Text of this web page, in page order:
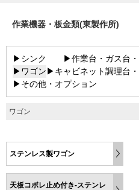
作業機器・板金類(東製作所)
▶シンク
▶作業台・ガス台
▶ワゴン▶キャビネット調理台
▶その他・オプション
ワゴン
ステンレス製ワゴン
天板コボレ止め付き-ステンレ